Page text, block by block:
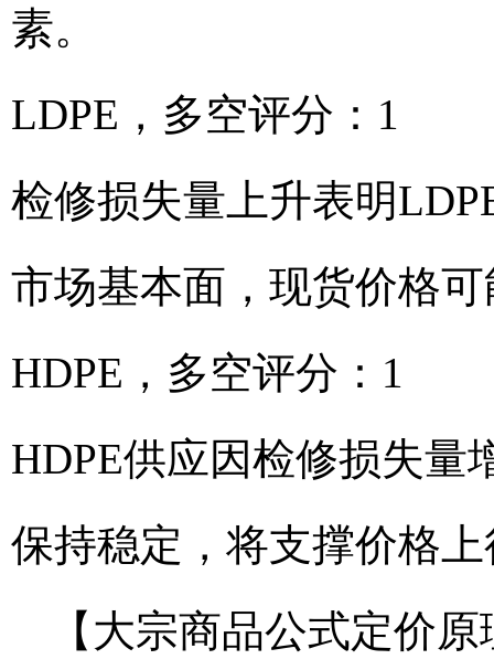
素。
LDPE，多空评分：1
检修损失量上升表明
市场基本面，现货价格
HDPE，多空评分：1
HDPE供应因检修损失量
保持稳定，将支撑价格
【大宗商品公式定价